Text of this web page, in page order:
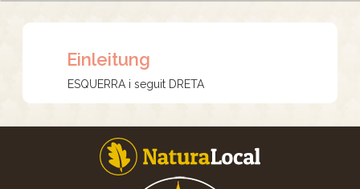
Einleitung
ESQUERRA i seguit DRETA